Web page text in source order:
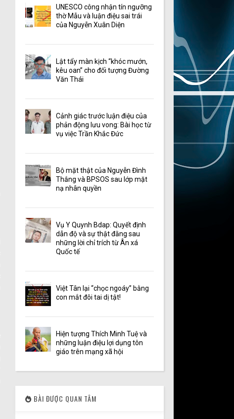
UNESCO công nhận tín ngưỡng
thờ Mẫu và luận điệu sai trái
của Nguyễn Xuân Diện
Lật tẩy màn kịch “khóc mướn,
kêu oan” cho đối tượng Đường
Văn Thái
Cảnh giác trước luận điệu của
phản động lưu vong: Bài học từ
vụ việc Trần Khắc Đức
Bộ mặt thật của Nguyễn Đình
Thắng và BPSOS sau lớp mặt
nạ nhân quyền
Vụ Y Quynh Bdap: Quyết định
dẫn độ và sự thật đằng sau
những lời chỉ trích từ Ân xá
Quốc tế
Việt Tân lại “chọc ngoáy” bằng
con mắt đôi tai dị tật!
Hiện tượng Thích Minh Tuệ và
những luận điệu lợi dụng tôn
giáo trên mạng xã hội
BÀI ĐƯỢC QUAN TÂM